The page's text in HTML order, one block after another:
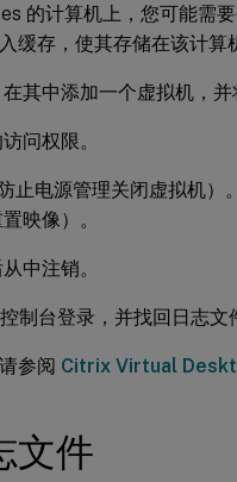
的计算机上，您可能需要
缓存，使其存储在该计算
其中添加一个虚拟机，并
问权限。
止电源管理关闭虚拟机）
映像）。
中注销。
制台登录，并找回日志文
参阅 Citrix Virtual
文件